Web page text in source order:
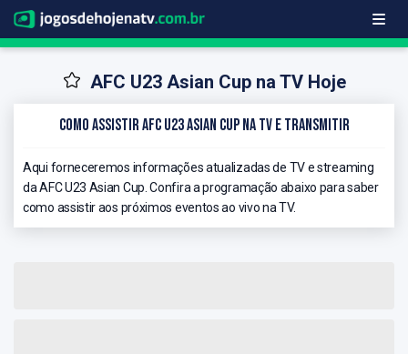
AFC U23 Asian Cup na TV Hoje
Como Assistir AFC U23 Asian Cup na TV e Transmitir
Aqui forneceremos informações atualizadas de TV e streaming
da AFC U23 Asian Cup. Confira a programação abaixo para saber
como assistir aos próximos eventos ao vivo na TV.